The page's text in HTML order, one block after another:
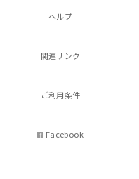
ヘルプ
関連リンク
ご利用条件
Facebook